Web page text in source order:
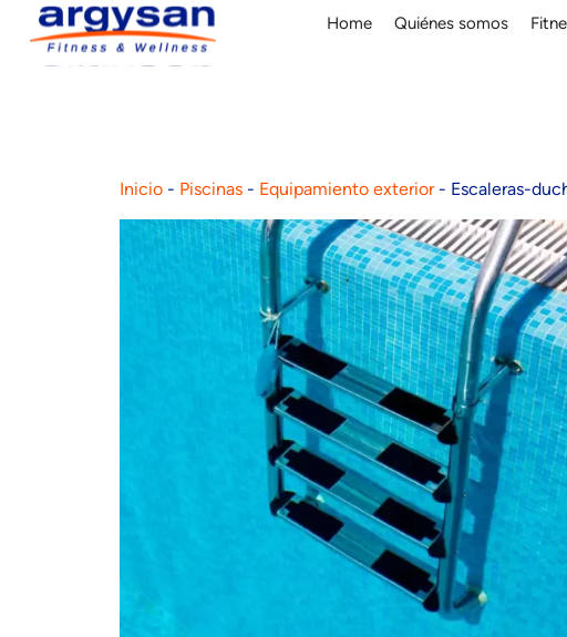
Home Quiénes somos
Inicio- Piscinas- Equipamiento exterior- Escaleras-